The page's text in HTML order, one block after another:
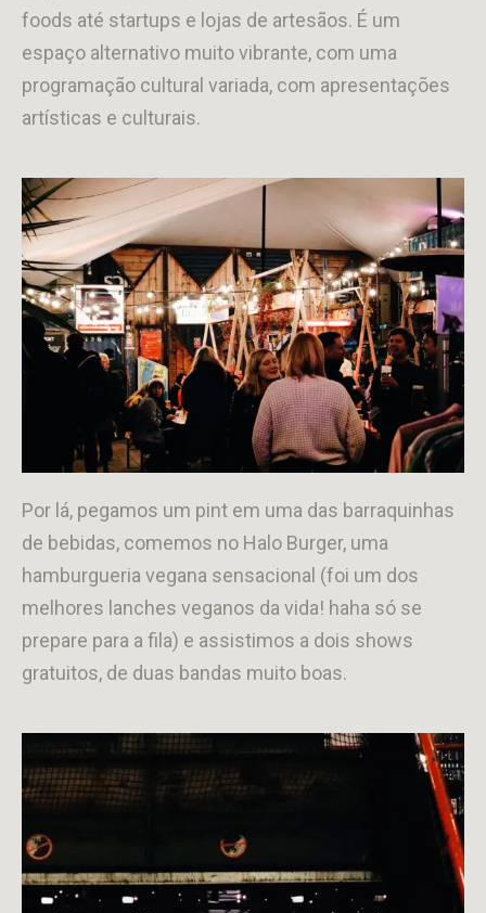
foods até startups e lojas de artesãos. É um
espaço alternativo muito vibrante, com uma
programação cultural variada, com apresentações
artísticas e culturais.
Por lá, pegamos um pint em uma das barraquinhas
de bebidas, comemos no Halo Burger, uma
hamburgueria vegana sensacional (foi um dos
melhores lanches veganos da vida! haha só se
prepare para a fila) e assistimos a dois shows
gratuitos, de duas bandas muito boas.